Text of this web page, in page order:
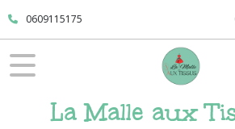
0609115175
La Malle aux